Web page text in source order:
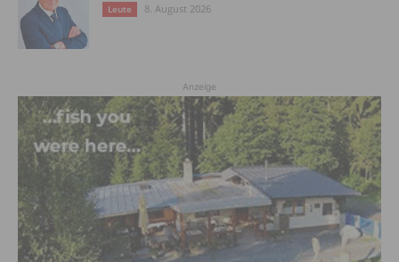
Leute 8. August 2026
Anzeige